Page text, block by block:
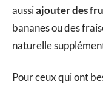
aussiajouter des
bananes ou des
naturelle
Pour ceux qui ont